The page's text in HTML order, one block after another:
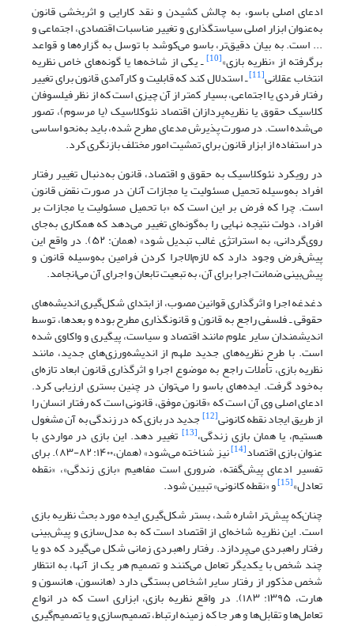
ادعای اصلی باسو، به چالش ‌کشیدن و نقد کارایی و اثربخشی قانون
به‌عنوان ابزار اصلی سیاستگذاری و تغییر مناسبات اقتصادی، اجتماعی و
... است. به ‌بیان دقیق‌تر، باسو می‌کوشد با توسل به گزاره‌ها و قواعد
برگرفته از «نظریه ‌بازی»[10] ـ یکی از شاخه‌ها یا گونه‌های خاص نظریه
انتخاب عقلانی[11] ـ استدلال کند که قابلیت و کارآمدی قانون برای تغییر
رفتار فردی یا اجتماعی، بسیار کمتر از آن چیزی است که از نظر فیلسوفان
کلاسیک حقوق یا نظریه‌پردازان اقتصاد نئوکلاسیک (یا مرسوم)، تصور
می‌شده است. در صورت پذیرش مدعای مطرح‌‌ شده، باید به‌نحو اساسی
در استفاده از ابزار قانون برای تمشیت امور مختلف بازنگری کرد.
در رویکرد نئوکلاسیک به حقوق و اقتصاد، قانون به‌دنبال تغییر رفتار
افراد به‌وسیله تحمیل مسئولیت یا مجازات آنان در صورت نقض قانون
است. چرا که فرض بر این است که «با تحمیل مسئولیت یا مجازات بر
افراد، دولت نتیجه نهایی را به‌گونه‌ای تغییر می‌دهد که همکاری به‌جای
روی‌گردانی، به استراتژی غالب تبدیل شود» (همان: ۵۲). در واقع این
پیش‌فرض وجود دارد که لازم‌الاجرا کردن فرامین به‌وسیله قانون و
پیش‌بینی ضمانت اجرا برای آن، به تبعیت تابعان و اجرای آن می‌انجامد.
دغدغه اجرا و اثرگذاری قوانین مصوب،‌ از ابتدای شکل‌گیری اندیشه‌های
حقوقی ـ فلسفی راجع به قانون و قانونگذاری مطرح بوده و بعدها، توسط
اندیشمندان سایر علوم مانند اقتصاد و سیاست، پیگیری و واکاوی شده
است. با طرح نظریه‌های جدید ملهم از اندیشه‌ورزی‌های جدید، مانند
نظریه ‌بازی، تأملات راجع به موضوع اجرا و اثرگذاری قانون ابعاد تازه‌ای
به‌خود گرفت. ایده‌های باسو را می‌توان در چنین بستری ارزیابی کرد.
ادعای اصلی وی آن است که «قانون موفق، قانونی است که رفتار انسان را
از طریق ایجاد نقطه کانونی[12] جدید در بازی که در زندگی به آن مشغول
هستیم، یا همان بازی زندگی،[13] تغییر دهد. این بازی در مواردی با
عنوان بازی اقتصاد[14] نیز شناخته می‌شود» (همان،۱۴۰۰: ۸۲-۸۳). برای
تفسیر ادعای پیش‌گفته، ضروری است مفاهیم «بازی زندگی»، «نقطه
تعادل»[15]
و «نقطه کانونی» تبیین شود.
چنان‌که پیش‌تر اشاره شد، بستر شکل‌گیری ایده مورد بحث نظریه ‌بازی
است. این نظریه شاخه‌ای از اقتصاد است که به مدل‌سازی و پیش‌بینی
رفتار راهبردیمی‌پردازد. رفتار راهبردی زمانی شکل می‌گیرد که دو یا
چند شخص با یکدیگر تعامل می‌کنند و تصمیم هر یک از آنها، به انتظار
شخص مذکور از رفتار سایر اشخاص بستگی دارد (هانسون، هانسون و
هارت، ۱۳۹۵: ۱۸۳). در واقع نظریه‌ بازی، ابزاری است که در انواع
تعامل‌ها و تقابل‌ها و هر جا که زمینه ارتباط، تصمیم‌سازی و یا تصمیم‌گیری